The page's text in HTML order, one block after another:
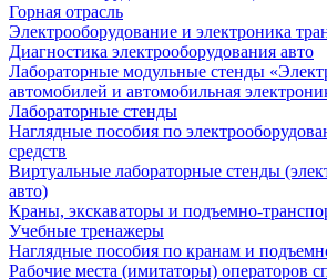
Горная отрасль
Электрооборудование и электроника
Диагностика электрооборудования авто
Лабораторные модульные стенды
автомобилей и автомобильная
Лабораторные стенды
Наглядные пособия по
средств
Виртуальные лабораторные стенды
авто)
Краны, экскаваторы и подъемно-
Учебные тренажеры
Наглядные пособия по кранам и
Рабочие места (имитаторы) операторов